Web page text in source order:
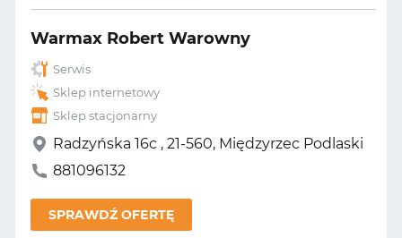
Warmax Robert Warowny
Serwis
Sklep internetowy
Sklep stacjonarny
Radzyńska 16c , 21-560, Międzyrzec Podlaski
881096132
SPRAWDŹ OFERTĘ